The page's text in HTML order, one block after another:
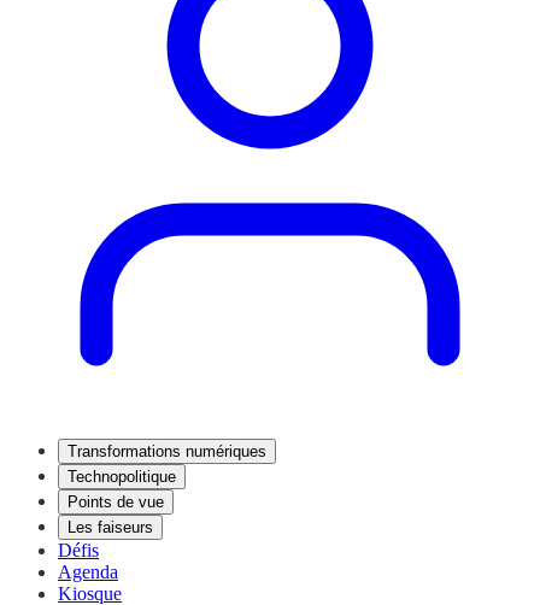
Transformations numériques
Technopolitique
Points de vue
Les faiseurs
Défis
Agenda
Kiosque